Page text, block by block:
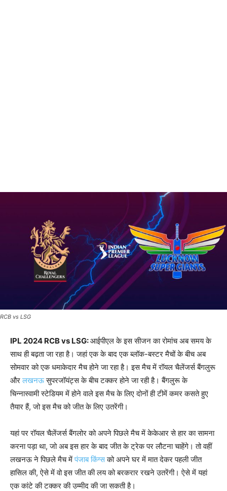
RCB vs LSG
IPL 2024 RCB vs LSG:आईपीएल के इस सीजन का रोमांच अब समय के
साथ ही बढ़ता जा रहा है। जहां एक के बाद एक ब्लॉक-बस्टर मैचों के बीच अब
सोमवार को एक धमाकेदार मैच होने जा रहा है। इस मैच में रॉयल चैलेंजर्स बैंगलुरू
औरलखनऊसुपरजॉयंट्स के बीच टक्कर होने जा रही है। बैंगलुरू के
चिन्नास्वामी स्टेडियम में होने वाले इस मैच के लिए दोनों ही टीमें कमर कसते हुए
तैयार हैं, जो इस मैच को जीत के लिए उतरेंगी।
यहां पर रॉयल चैलेंजर्स बैंगलोर को अपने पिछले मैच में केकेआर से हार का सामना
करना पड़ा था, जो अब इस हार के बाद जीत के ट्रेक पर लौटना चाहेंगे। तो वहीं
लखनऊ ने पिछले मैच मेंपंजाब किंग्सको अपने घर में मात देकर पहली जीत
हासिल की, ऐसे में वो इस जीत की लय को बरकरार रखने उतरेंगी। ऐसे में यहां
एक कांटे की टक्कर की उम्मीद की जा सकती है।